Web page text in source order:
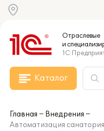
Отраслевые
и
Каталог
Главная
Внедрения
Автоматизация